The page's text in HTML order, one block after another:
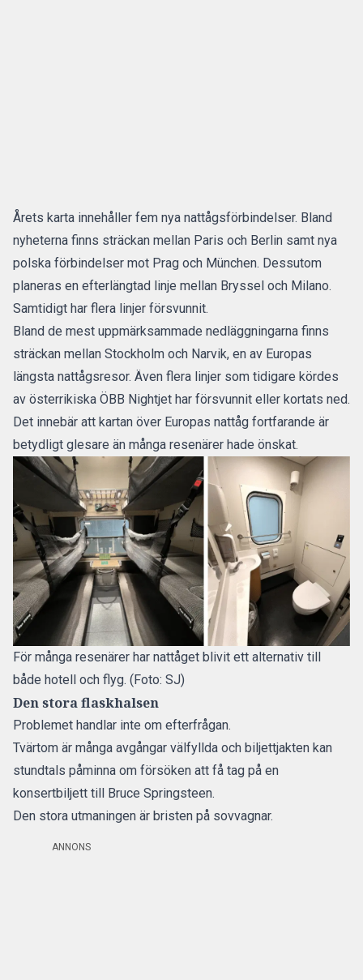
Årets karta innehåller fem nya nattågsförbindelser. Bland
nyheterna finns sträckan mellan Paris och Berlin samt nya
polska förbindelser mot Prag och München. Dessutom
planeras en efterlängtad linje mellan Bryssel och Milano.
Samtidigt har flera linjer försvunnit.
Bland de mest uppmärksammade nedläggningarna finns
sträckan mellan Stockholm och Narvik, en av Europas
längsta nattågsresor. Även flera linjer som tidigare kördes
av österrikiska ÖBB Nightjet har försvunnit eller kortats ned.
Det innebär att kartan över Europas nattåg fortfarande är
betydligt glesare än många resenärer hade önskat.
För många resenärer har nattåget blivit ett alternativ till
både hotell och flyg. (Foto: SJ)
Den stora flaskhalsen
Problemet handlar inte om efterfrågan.
Tvärtom är många avgångar välfyllda och biljettjakten kan
stundtals påminna om försöken att få tag på en
konsertbiljett till Bruce Springsteen.
Den stora utmaningen är bristen på sovvagnar.
ANNONS